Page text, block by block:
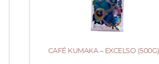
múltiples
variantes.
opciones
CAFÉ KUMAKA – EXCELSO (500G)
Este